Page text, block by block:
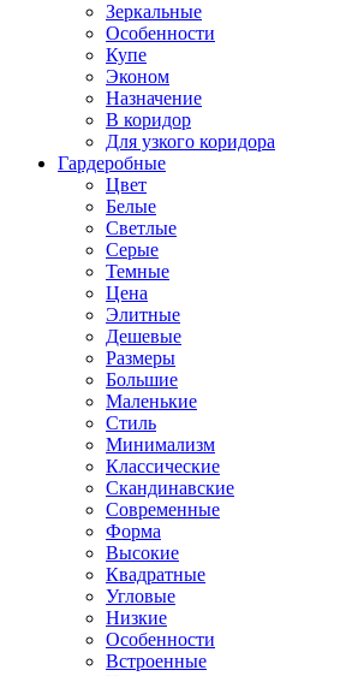
Зеркальные
Особенности
Купе
Эконом
Назначение
В коридор
Для узкого коридора
Гардеробные
Цвет
Белые
Светлые
Серые
Темные
Цена
Элитные
Дешевые
Размеры
Большие
Маленькие
Стиль
Минимализм
Классические
Скандинавские
Современные
Форма
Высокие
Квадратные
Угловые
Низкие
Особенности
Встроенные